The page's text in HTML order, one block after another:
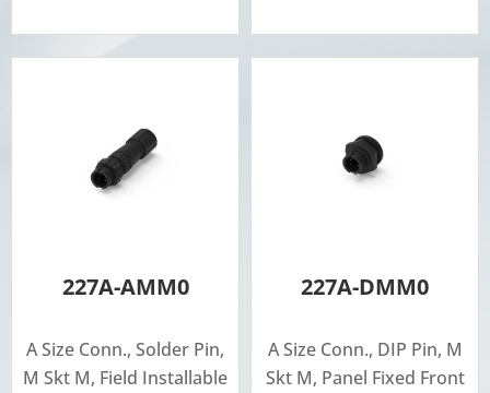
227A-AMM0
A Size Conn., Solder Pin,
M Skt M, Field Installable
227A-DMM0
A Size Conn., DIP Pin, M
Skt M, Panel Fixed Front